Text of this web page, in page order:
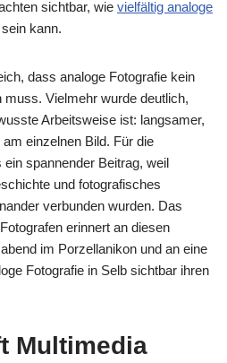
sichtbar, wie vielfältig analoge
kann.
dass analoge Fotografie kein
Vielmehr wurde deutlich,
Arbeitsweise ist: langsamer,
einzelnen Bild. Für die
spannender Beitrag, weil
und fotografisches
verbunden wurden. Das
erinnert an diesen
im Porzellanikon und an eine
Fotografie in Selb sichtbar ihren
Multimedia